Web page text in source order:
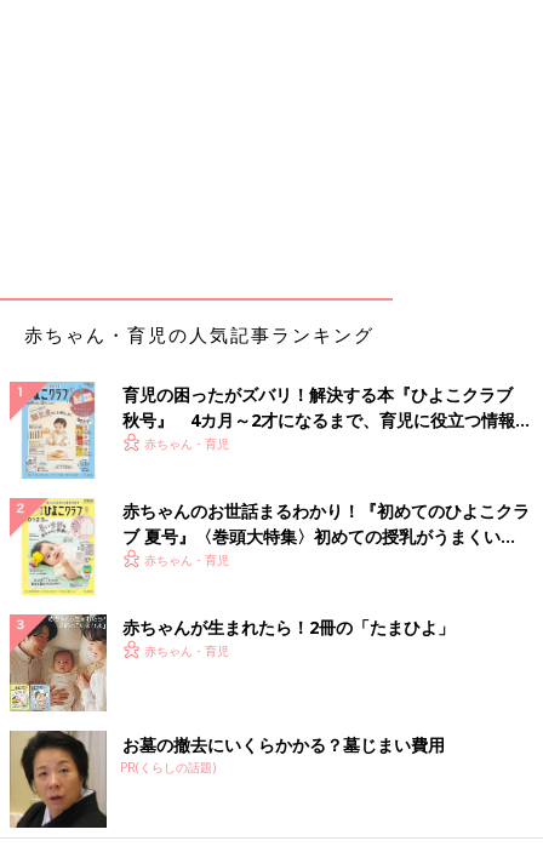
この交通網は、胎児の時期から作られ始め、誕生とともに猛スピ
成した状態に。大人になったときの脳のベースは子どものときに
ある脳に育てる、絶好のチャンスなのです。
刺激をたくさん与えて脳の交通網を張りめぐらせる
赤ちゃん・育児の人気記事ランキング
育児の困ったがズバリ！解決する本『ひよこクラブ
秋号』 4カ月～2才になるまで、育児に役立つ情報が
いっぱい！
赤ちゃん・育児
赤ちゃんのお世話まるわかり！『初めてのひよこクラ
ブ 夏号』〈巻頭大特集〉初めての授乳がうまくい
く！ おっぱい・ミルクの基本と夏のトラブル 解決テ
赤ちゃん・育児
赤ちゃんが生まれたら！2冊の「たまひよ」
赤ちゃん・育児
お墓の撤去にいくらかかる？墓じまい費用
PR(くらしの話題)